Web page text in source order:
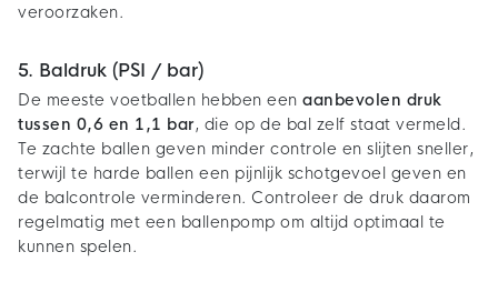
veroorzaken.
5. Baldruk (PSI / bar)
De meeste voetballen hebben een aanbevolen druk
tussen 0,6 en 1,1 bar, die op de bal zelf staat vermeld.
Te zachte ballen geven minder controle en slijten sneller,
terwijl te harde ballen een pijnlijk schotgevoel geven en
de balcontrole verminderen. Controleer de druk daarom
regelmatig met een ballenpomp om altijd optimaal te
kunnen spelen.